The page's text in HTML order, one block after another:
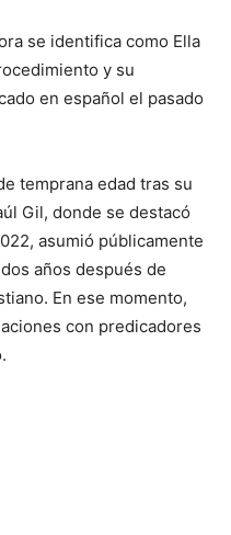
se identifica como Ella
y su
en español el pasado
temprana edad tras su
Gil, donde se destacó
asumió públicamente
años después de
En ese momento,
con predicadores